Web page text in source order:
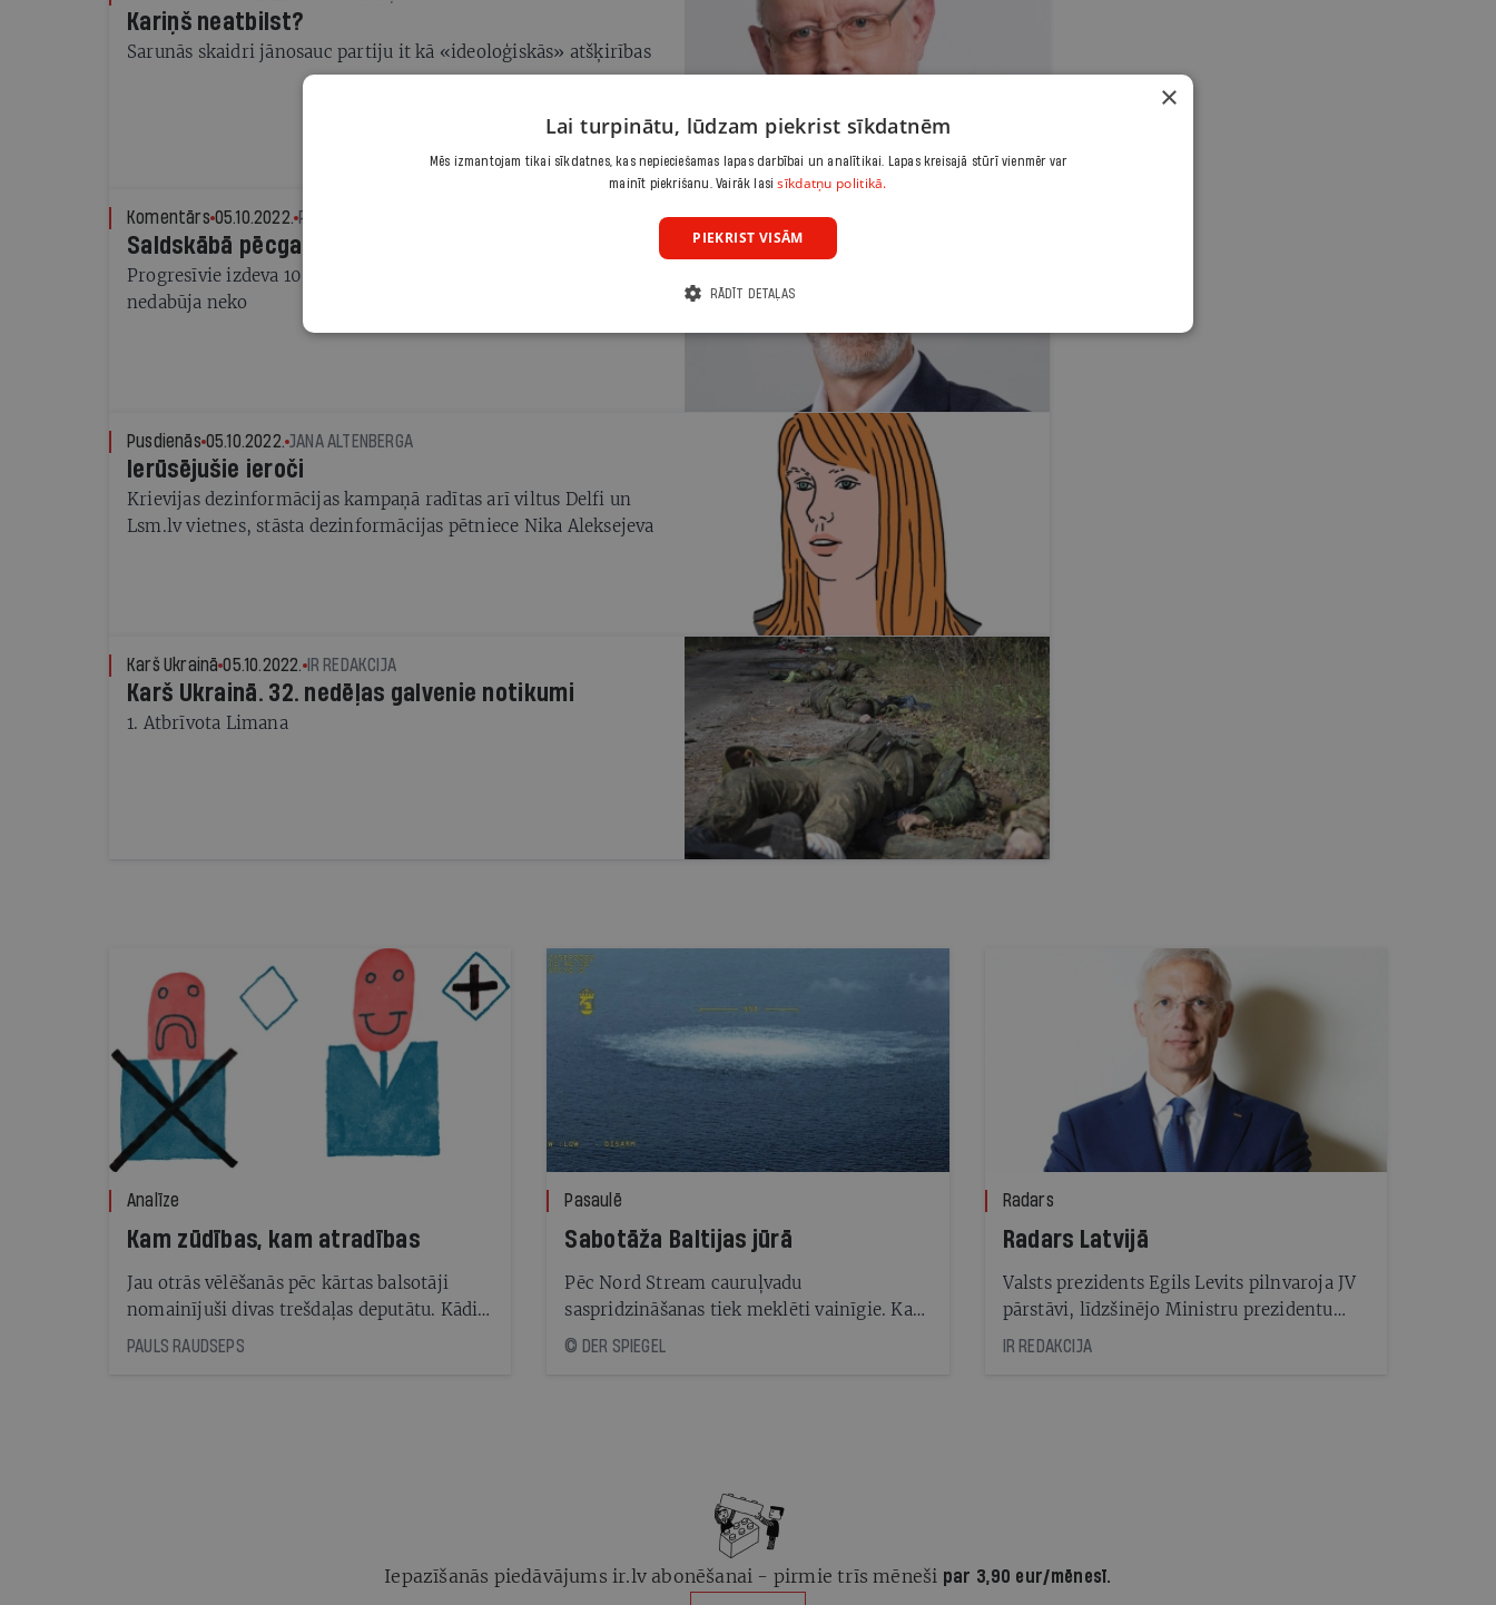
Kariņš neatbilst?
Sarunās skaidri jānosauc partiju it kā «ideoloģiskās» atšķirības
Komentārs 05.10.2022. PAULS RAUDSEPS
Saldskābā pēcgarša
Progresīvie izdeva 10 000 par 10 vietām. A/P! izšķieda 360 000,
nedabūja neko
Pusdienās 05.10.2022. JANA ALTENBERGA
Ierūsējušie ieroči
Krievijas dezinformācijas kampaņā radītas arī viltus Delfi un
Lsm.lv vietnes, stāsta dezinformācijas pētniece Nika Aleksejeva
Karš Ukrainā 05.10.2022. IR REDAKCIJA
Karš Ukrainā. 32. nedēļas galvenie notikumi
1. Atbrīvota Limana
Analīze
Kam zūdības, kam atradības
Jau otrās vēlēšanās pēc kārtas balsotāji
nomainījuši divas trešdaļas deputātu. Kādi
vēl pārsteigumi redzami 14. Saeimas
PAULS RAUDSEPS
Pasaulē
Sabotāža Baltijas jūrā
Pēc Nord Stream cauruļvadu
saspridzināšanas tiek meklēti vainīgie. Kas
to varēja izdarīt, un cik droša ir Eiropas
© DER SPIEGEL
Radars
Radars Latvijā
Valsts prezidents Egils Levits pilnvaroja JV
pārstāvi, līdzšinējo Ministru prezidentu
Krišjāni Kariņu sākt konsultācijas par
Latvijas ekonomikas izaugsmei un drošības
IR REDAKCIJA
Iepazīšanās piedāvājums ir.lv abonēšanai - pirmie trīs mēneši par 3,90 eur/mēnesī.
×
Lai turpinātu, lūdzam piekrist sīkdatnēm
Mēs izmantojam tikai sīkdatnes, kas nepieciešamas lapas darbībai un analītikai. Lapas kreisajā stūrī vienmēr var
mainīt piekrišanu. Vairāk lasisīkdatņu politikā.
PIEKRIST VISĀM
RĀDĪT DETAĻAS